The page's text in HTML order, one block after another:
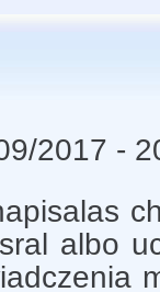
2017 -
albo